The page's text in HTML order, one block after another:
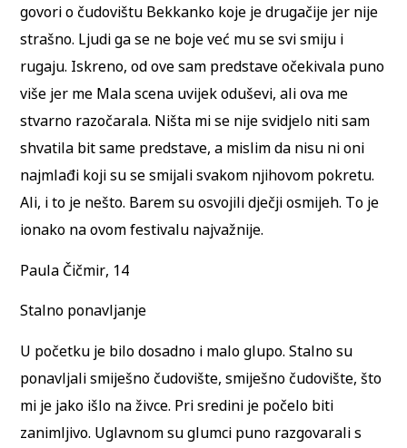
govori o čudovištu Bekkanko koje je drugačije jer nije
strašno. Ljudi ga se ne boje već mu se svi smiju i
rugaju. Iskreno, od ove sam predstave očekivala puno
više jer me Mala scena uvijek oduševi, ali ova me
stvarno razočarala. Ništa mi se nije svidjelo niti sam
shvatila bit same predstave, a mislim da nisu ni oni
najmlađi koji su se smijali svakom njihovom pokretu.
Ali, i to je nešto. Barem su osvojili dječji osmijeh. To je
ionako na ovom festivalu najvažnije.
Paula Čičmir, 14
Stalno ponavljanje
U početku je bilo dosadno i malo glupo. Stalno su
ponavljali smiješno čudovište, smiješno čudovište, što
mi je jako išlo na živce. Pri sredini je počelo biti
zanimljivo. Uglavnom su glumci puno razgovarali s